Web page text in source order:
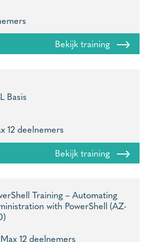
Bekijk training
Basis
12 deelnemers
Bekijk training
Training – Automating
with PowerShell (AZ-
Max 12 deelnemers